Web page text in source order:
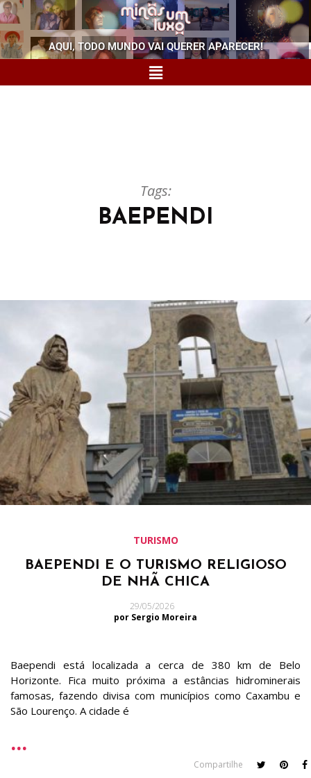
AQUI, TODO MUNDO VAI QUERER APARECER!
Tags:
BAEPENDI
TURISMO
BAEPENDI E O TURISMO RELIGIOSO
DE NHÃ CHICA
29/05/2026
por Sergio Moreira
Baependi está localizada a cerca de 380 km de Belo
Horizonte. Fica muito próxima a estâncias hidrominerais
famosas, fazendo divisa com municípios como Caxambu e
São Lourenço. A cidade é
Compartilhe